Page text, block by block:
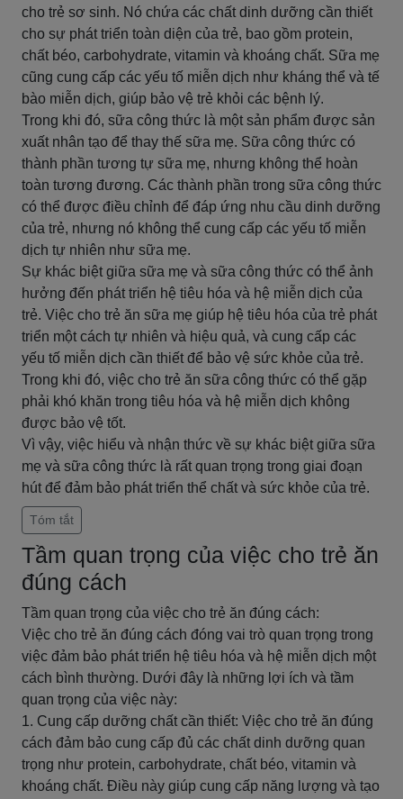
cho trẻ sơ sinh. Nó chứa các chất dinh dưỡng cần thiết
cho sự phát triển toàn diện của trẻ, bao gồm protein,
chất béo, carbohydrate, vitamin và khoáng chất. Sữa mẹ
cũng cung cấp các yếu tố miễn dịch như kháng thể và tế
bào miễn dịch, giúp bảo vệ trẻ khỏi các bệnh lý.
Trong khi đó, sữa công thức là một sản phẩm được sản
xuất nhân tạo để thay thế sữa mẹ. Sữa công thức có
thành phần tương tự sữa mẹ, nhưng không thể hoàn
toàn tương đương. Các thành phần trong sữa công thức
có thể được điều chỉnh để đáp ứng nhu cầu dinh dưỡng
của trẻ, nhưng nó không thể cung cấp các yếu tố miễn
dịch tự nhiên như sữa mẹ.
Sự khác biệt giữa sữa mẹ và sữa công thức có thể ảnh
hưởng đến phát triển hệ tiêu hóa và hệ miễn dịch của
trẻ. Việc cho trẻ ăn sữa mẹ giúp hệ tiêu hóa của trẻ phát
triển một cách tự nhiên và hiệu quả, và cung cấp các
yếu tố miễn dịch cần thiết để bảo vệ sức khỏe của trẻ.
Trong khi đó, việc cho trẻ ăn sữa công thức có thể gặp
phải khó khăn trong tiêu hóa và hệ miễn dịch không
được bảo vệ tốt.
Vì vậy, việc hiểu và nhận thức về sự khác biệt giữa sữa
mẹ và sữa công thức là rất quan trọng trong giai đoạn
hút để đảm bảo phát triển thể chất và sức khỏe của trẻ.
Tóm tắt
Tầm quan trọng của việc cho trẻ ăn
đúng cách
Tầm quan trọng của việc cho trẻ ăn đúng cách:
Việc cho trẻ ăn đúng cách đóng vai trò quan trọng trong
việc đảm bảo phát triển hệ tiêu hóa và hệ miễn dịch một
cách bình thường. Dưới đây là những lợi ích và tầm
quan trọng của việc này:
1. Cung cấp dưỡng chất cần thiết: Việc cho trẻ ăn đúng
cách đảm bảo cung cấp đủ các chất dinh dưỡng quan
trọng như protein, carbohydrate, chất béo, vitamin và
khoáng chất. Điều này giúp cung cấp năng lượng và tạo